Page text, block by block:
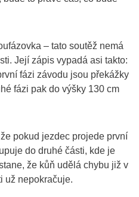
– tato soutěž nemá
Její zápis vypadá asi takto:
fázi závodu jsou překážky
fázi pak do výšky 130 cm
pokud jezdec projede první
do druhé části, kde je
že kůň udělá chybu již v
už nepokračuje.